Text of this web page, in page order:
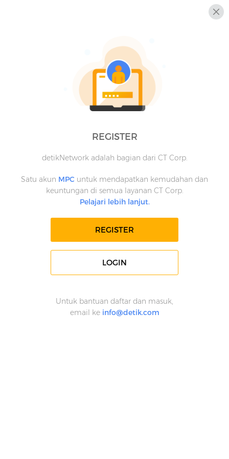
REGISTER
detikNetwork adalah bagian dari CT Corp.
Satu akun MPC untuk mendapatkan kemudahan dan
keuntungan di semua layanan CT Corp.
Pelajari lebih lanjut.
REGISTER
LOGIN
Untuk bantuan daftar dan masuk,
email ke info@detik.com